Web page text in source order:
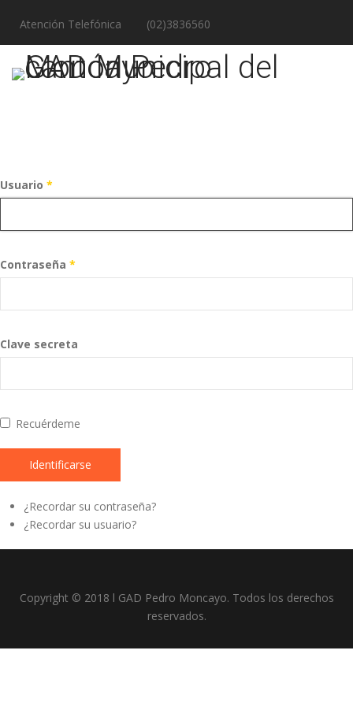
Atención Telefónica (02)3836560
Usuario *
Contraseña *
Clave secreta
Recuérdeme
Identificarse
¿Recordar su contraseña?
¿Recordar su usuario?
Copyright © 2018 l GAD Pedro Moncayo. Todos los derechos
reservados.